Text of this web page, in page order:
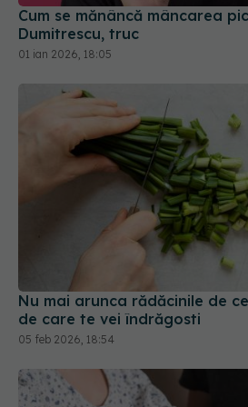
Nu mai arunca rădăcinile de
de care te vei îndrăgosti
05 feb 2026, 18:54